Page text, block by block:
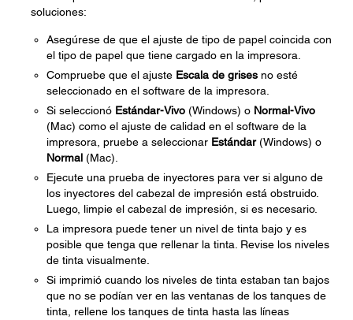
soluciones:
Asegúrese de que el ajuste de tipo de papel coincida con
el tipo de papel que tiene cargado en la impresora.
Compruebe que el ajuste Escala de grises no esté
seleccionado en el software de la impresora.
Si seleccionó Estándar-Vivo (Windows) o Normal-Vivo
(Mac) como el ajuste de calidad en el software de la
impresora, pruebe a seleccionar Estándar(Windows) o
Normal (Mac).
Ejecute una prueba de inyectores para ver si alguno de
los inyectores del cabezal de impresión está obstruido.
Luego, limpie el cabezal de impresión, si es necesario.
La impresora puede tener un nivel de tinta bajo y es
posible que tenga que rellenar la tinta. Revise los niveles
de tinta visualmente.
Si imprimió cuando los niveles de tinta estaban tan bajos
que no se podían ver en las ventanas de los tanques de
tinta, rellene los tanques de tinta hasta las líneas